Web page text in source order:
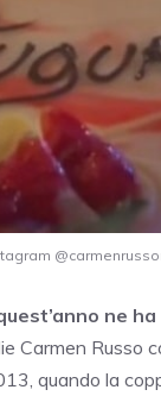
ne
Carmen Russo
quando la